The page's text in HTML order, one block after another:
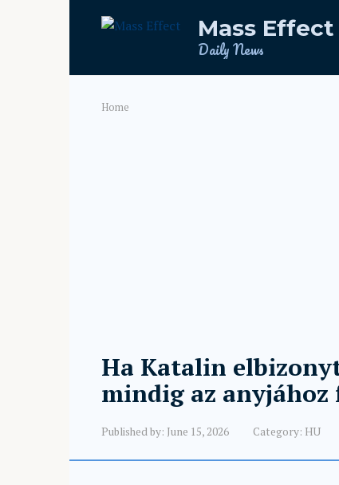
Mass Effect
Daily News
Home
Ha Katalin
mindig az
Published by: June 15, 2026 Category: HU